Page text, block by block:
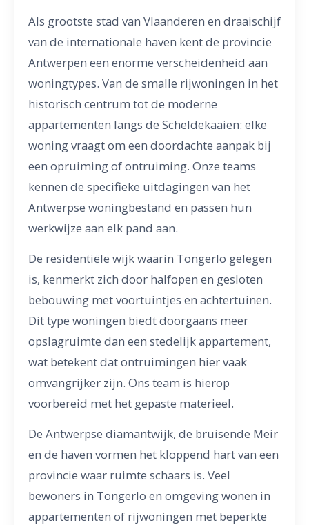
Als grootste stad van Vlaanderen en draaischijf
van de internationale haven kent de provincie
Antwerpen een enorme verscheidenheid aan
woningtypes. Van de smalle rijwoningen in het
historisch centrum tot de moderne
appartementen langs de Scheldekaaien: elke
woning vraagt om een doordachte aanpak bij
een opruiming of ontruiming. Onze teams
kennen de specifieke uitdagingen van het
Antwerpse woningbestand en passen hun
werkwijze aan elk pand aan.
De residentiële wijk waarin Tongerlo gelegen
is, kenmerkt zich door halfopen en gesloten
bebouwing met voortuintjes en achtertuinen.
Dit type woningen biedt doorgaans meer
opslagruimte dan een stedelijk appartement,
wat betekent dat ontruimingen hier vaak
omvangrijker zijn. Ons team is hierop
voorbereid met het gepaste materieel.
De Antwerpse diamantwijk, de bruisende Meir
en de haven vormen het kloppend hart van een
provincie waar ruimte schaars is. Veel
bewoners in Tongerlo en omgeving wonen in
appartementen of rijwoningen met beperkte